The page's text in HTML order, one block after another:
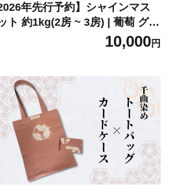
2026年先行予約】シャインマス
ト 約1kg(2房 ~ 3房) | 葡萄 グレ
プ 果物 フルーツ シャインマスカ
ト 1kg 1キロ 信州ぶどう 信州葡
どう マスカット お取り寄せ 信
野 千曲市
10,000円